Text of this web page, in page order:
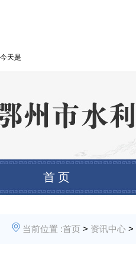
今天是
首 页
当前位置 :首页 > 资讯中心 >